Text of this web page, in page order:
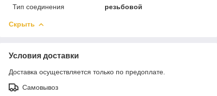
Тип соединения
резьбовой
Скрыть
Условия доставки
Доставка осуществляется только по предоплате.
Самовывоз